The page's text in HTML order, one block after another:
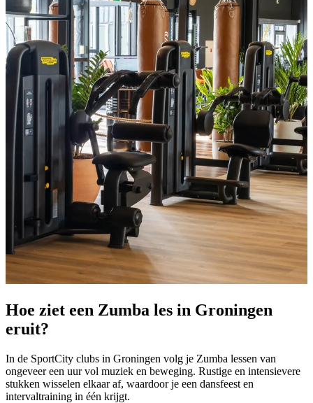
Hoe ziet een Zumba les in Groningen
eruit?
In de SportCity clubs in Groningen volg je Zumba lessen van
ongeveer een uur vol muziek en beweging. Rustige en intensievere
stukken wisselen elkaar af, waardoor je een dansfeest en
intervaltraining in één krijgt.